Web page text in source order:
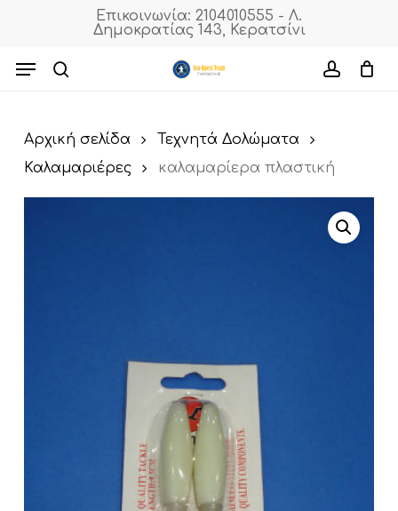
content
Επικοινωνία: 2104010555 - Λ.
Δημοκρατίας 143, Κερατσίνι
Menu
Cart
Αρχική σελίδα
Τεχνητά Δολώματα
Καλαμαριέρες
καλαμαρίερα πλαστική